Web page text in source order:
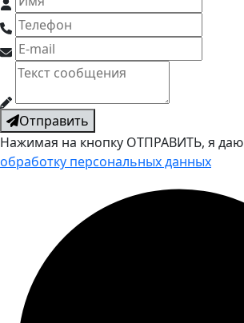
Отправить
Нажимая на кнопку ОТПРАВИТЬ, я даю
обработку персональных данных